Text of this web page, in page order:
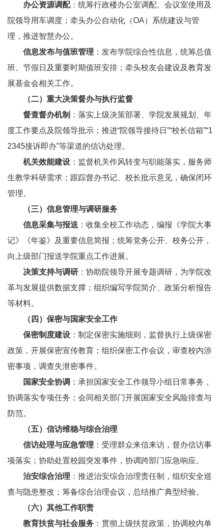
办公资源调配：统筹行政楼办公室调配、会议室使用及
院领导用车调度；牵头办公自动化（OA）系统建设与管
理，推进智慧办公。
信息发布与值班管理 ：发布学院综合性信息，统筹总值
班、节假日及重要时期值班安排；牵头校友会建设及教育发
展基金会相关工作。
（二） 重大决策督办与执行监督
督查督办机制 ：落实上级决策部署、学院发展规划、年
度工作要点及院领导批示；推进“院领导接待日”“校长信箱”“1
2345接诉即办”等渠道的信访处理。
机关效能建设 ：监督机关作风转变与职能落实，服务师
生教学科研需求；跟踪督办书记、校长批示意见，确保闭环
管理。
（三） 信息管理与调研服务
信息采集与报送 ：收集全校工作动态，编报《学院大事
记》《年鉴》及重要信息简报；统筹党务公开、校务公开，
向上级部门报送学院重点工作进展。
决策支持与调研 ：协助院领导开展专题调研，为学院改
革与发展提供数据支撑；组织编写学院简介、政策分析报告
等材料。
（四） 保密与国家安全工作
保密制度建设 ：制定保密实施细则，监督执行上级保密
政策，开展保密宣传教育；组织保密工作会议，审查校内涉
密事项，调查失泄密事件。
国家安全协调 ：承担国家安全工作领导小组日常事务，
协调落实专项任务；会同相关部门开展国家安全风险排查与
防范。
（五） 信访维稳与综合治理
信访处理与应急管理 ：受理群众来信来访，督办信访事
项落实；协助处置校园突发事件，协调跨部门应急响应。
治安综合治理 ：推进治安综合治理责任制，组织安全巡
查与隐患整改；筹备综合治理会议，总结推广典型经验。
（六）其他工作职责
教育扶贫与社会服务 ：贯彻上级扶贫政策，协调校内单